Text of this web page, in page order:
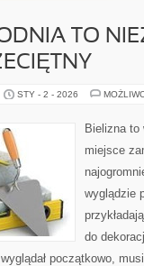
TO
STY - 2 - 2026
Bielizna to
miejsce
wyglądzie
do
początkowo,